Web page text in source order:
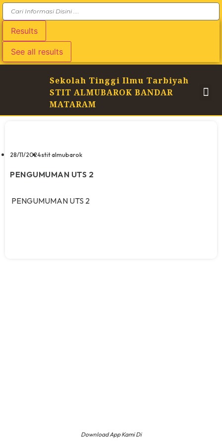
Results
See all results
Sekolah Tinggi Ilmu Tarbiyah
STIT ALMUBAROK BANDAR
MATARAM
28/11/2024stit almubarok
PENGUMUMAN UTS 2
PENGUMUMAN UTS 2
Download App Kami Di